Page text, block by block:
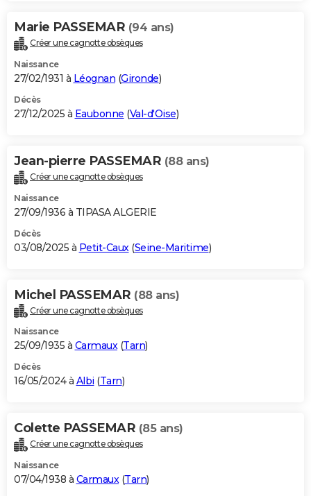
Bricolage
Lifestyle
Culture
Sport
Auto
Television
Voyage
Cinema
Marie PASSEMAR (94 ans)
Créer une cagnotte obsèques
Naissance
27/02/1931 à Léognan (Gironde)
Décès
27/12/2025 à Eaubonne (Val-d'Oise)
Jean-pierre PASSEMAR (88 ans)
Créer une cagnotte obsèques
Naissance
27/09/1936 à TIPASA ALGERIE
Décès
03/08/2025 à Petit-Caux (Seine-Maritime)
Michel PASSEMAR (88 ans)
Créer une cagnotte obsèques
Naissance
25/09/1935 à Carmaux(Tarn)
Décès
16/05/2024 à Albi (Tarn)
Colette PASSEMAR (85 ans)
Créer une cagnotte obsèques
Naissance
07/04/1938 à Carmaux(Tarn)